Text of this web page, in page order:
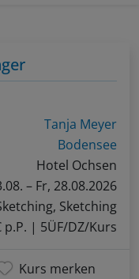
Tanja Meyer
Bodensee
Hotel Ochsen
– Fr, 28.08.2026
Sketching
p.P. | 5ÜF/DZ/Kurs
Kurs merken